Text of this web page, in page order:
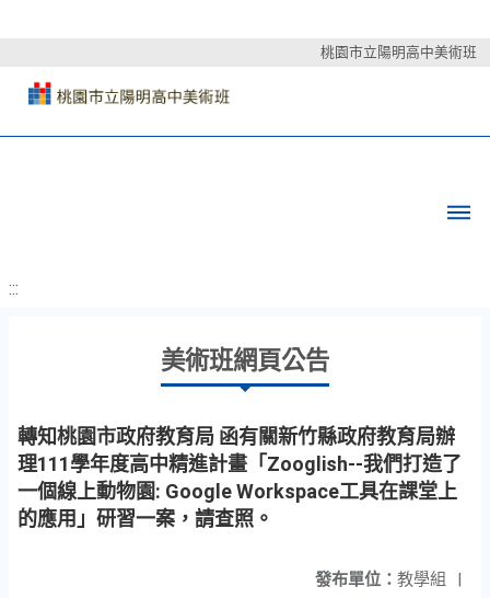
桃園市立陽明高中美術班
:::
美術班網頁公告
轉知桃園市政府教育局 函有關新竹縣政府教育局辦
理111學年度高中精進計畫「Zooglish--我們打造了
一個線上動物園: Google Workspace工具在課堂上
的應用」研習一案，請查照。
發布單位： 教學組 |